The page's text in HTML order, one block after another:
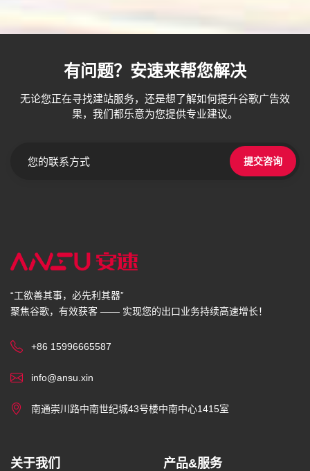
有问题？安速来帮您解决
无论您正在寻找建站服务，还是想了解如何提升谷歌广告效
果，我们都乐意为您提供专业建议。
提交咨询
“工欲善其事，必先利其器”
聚焦谷歌，有效获客 —— 实现您的出口业务持续高速增长！
+86 15996665587
info@ansu.xin
南通崇川路中南世纪城43号楼中南中心1415室
关于我们 产品&服务